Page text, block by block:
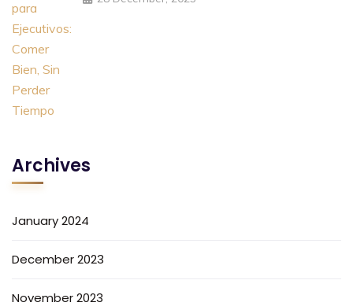
Archives
January 2024
December 2023
November 2023